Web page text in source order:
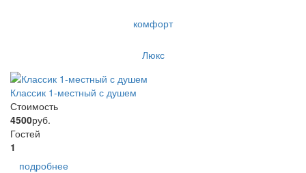
комфорт
Люкс
Классик 1-местный с душем
Стоимость
4500руб.
Гостей
1
подробнее